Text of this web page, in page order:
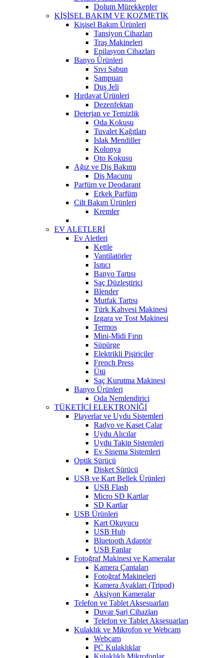
Dolum Mürekkepler
KİŞİSEL BAKIM VE KOZMETİK
Kişisel Bakım Ürünleri
Tansiyon Cihazları
Traş Makineleri
Epilasyon Cihazları
Banyo Ürünleri
Sıvı Sabun
Şampuan
Duş Jeli
Hırdavat Ürünleri
Dezenfektan
Deterjan ve Temizlik
Oda Kokusu
Tuvalet Kağıtları
Islak Mendiller
Kolonya
Oto Kokusu
Ağız ve Diş Bakımı
Diş Macunu
Parfüm ve Deodarant
Erkek Parfüm
Cilt Bakım Ürünleri
Kremler
EV ALETLERİ
Ev Aletleri
Kettle
Vantilatörler
Isıtıcı
Banyo Tartısı
Saç Düzleştirici
Blender
Mutfak Tartısı
Türk Kahvesi Makinesi
Izgara ve Tost Makinesi
Termos
Mini-Midi Fırın
Süpürge
Elektrikli Pişiriciler
French Press
Ütü
Saç Kurutma Makinesi
Banyo Ürünleri
Oda Nemlendirici
TÜKETİCİ ELEKTRONİĞİ
Playerlar ve Uydu Sistemleri
Radyo ve Kaset Çalar
Uydu Alıcılar
Uydu Takip Sistemleri
Ev Sinema Sistemleri
Optik Sürücü
Disket Sürücü
USB ve Kart Bellek Ürünleri
USB Flash
Micro SD Kartlar
SD Kartlar
USB Ürünleri
Kart Okuyucu
USB Hub
Bluetooth Adaptör
USB Fanlar
Fotoğraf Makinesi ve Kameralar
Kamera Çantaları
Fotoğraf Makineleri
Kamera Ayakları (Tripod)
Aksiyon Kameralar
Telefon ve Tablet Aksesuarları
Duvar Şarj Cihazları
Telefon ve Tablet Aksesuarları
Kulaklık ve Mikrofon ve Webcam
Webcam
PC Kulaklıklar